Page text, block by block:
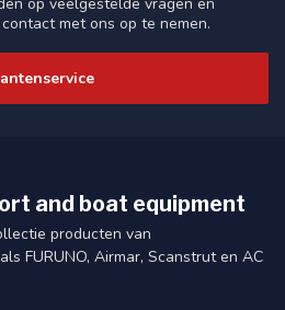
op veelgestelde vragen en
met ons op te nemen.
and boat equipment
producten van
FURUNO, Airmar, Scanstrut en AC